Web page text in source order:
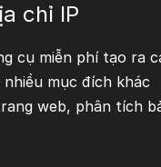
chỉ IP
cụ miễn phí tạo ra
mục đích khác
web, phân tích